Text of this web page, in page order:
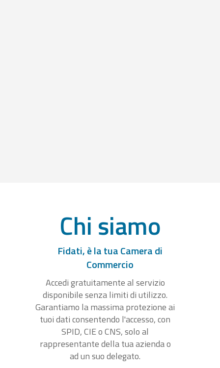
Chi siamo
Fidati, è la tua Camera di
Commercio
Accedi gratuitamente al servizio
disponibile senza limiti di utilizzo.
Garantiamo la massima protezione ai
tuoi dati consentendo l'accesso, con
SPID, CIE o CNS, solo al
rappresentante della tua azienda o
ad un suo delegato.